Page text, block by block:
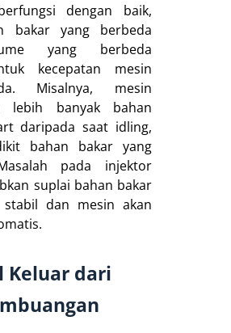
dengan baik,
bakar yang berbeda
yang berbeda
kecepatan mesin
Misalnya, mesin
lebih banyak bahan
daripada saat idling,
bahan bakar yang
pada injektor
suplai bahan bakar
dan mesin akan
Keluar dari